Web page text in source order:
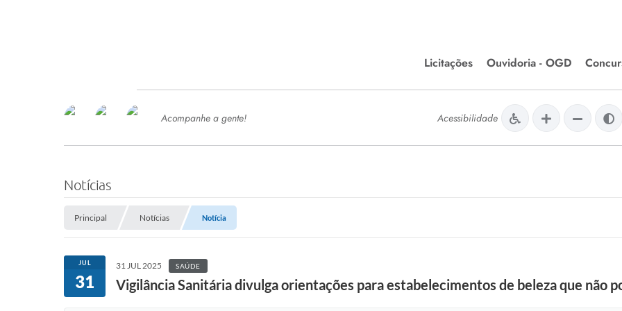
Licitações
Editais de Licitações
Chamamentos Públicos
Ouvidoria - OGD
SERVIÇOS
SEMED
Processo de Contratação -
Concursos e Processos Seletivos
Esporte
Meio Ambiente
Diário Oficial
Acompanhe a gente! Acessibilidade
Notícias
Principal Notícias Notícia
JUL
31
31 JUL 2025 SAÚDE
Vigilância Sanitária divulga orientações para estabelecimentos de beleza que não